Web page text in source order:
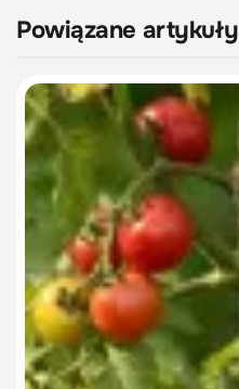
Powiązane artykuły